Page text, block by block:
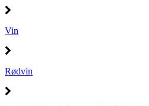
Vin
Rødvin